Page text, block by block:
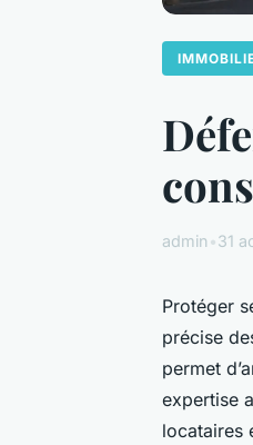
admin •31
Protéger
précise
permet
expertise
locataires